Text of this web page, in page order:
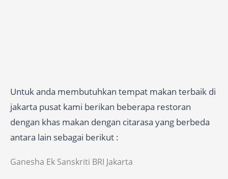
Untuk anda membutuhkan tempat makan terbaik di
jakarta pusat kami berikan beberapa restoran
dengan khas makan dengan citarasa yang berbeda
antara lain sebagai berikut :
Ganesha Ek Sanskriti BRI Jakarta